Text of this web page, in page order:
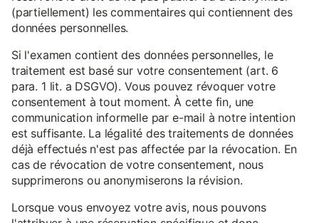
(partiellement) les commentaires qui contiennent des
données personnelles.
Si l'examen contient des données personnelles, le
traitement est basé sur votre consentement (art. 6
para. 1 lit. a DSGVO). Vous pouvez révoquer votre
consentement à tout moment. À cette fin, une
communication informelle par e-mail à notre intention
est suffisante. La légalité des traitements de données
déjà effectués n'est pas affectée par la révocation. En
cas de révocation de votre consentement, nous
supprimerons ou anonymiserons la révision.
Lorsque vous envoyez votre avis, nous pouvons